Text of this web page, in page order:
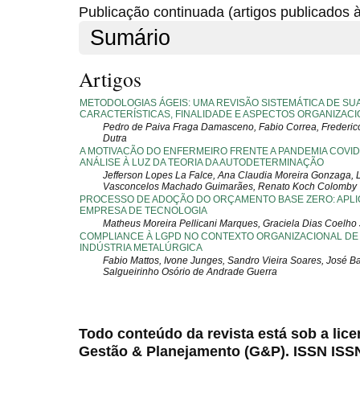
Publicação continuada (artigos publicados
Sumário
Artigos
METODOLOGIAS ÁGEIS: UMA REVISÃO SISTEMÁTICA DE
CARACTERÍSTICAS, FINALIDADE E ASPECTOS
Pedro de Paiva Fraga Damasceno, Fabio Correa,
Dutra
A MOTIVACÃO DO ENFERMEIRO FRENTE A PANDEMIA
ANÁLISE À LUZ DA TEORIA DA AUTODETERMINAÇÃO
Jefferson Lopes La Falce, Ana Claudia Moreira Gonzaga,
Vasconcelos Machado Guimarães, Renato Koch Colomby
PROCESSO DE ADOÇÃO DO ORÇAMENTO BASE ZERO:
EMPRESA DE TECNOLOGIA
Matheus Moreira Pellicani Marques, Graciela Dias Coelho
COMPLIANCE À LGPD NO CONTEXTO ORGANIZACIONAL DE
INDÚSTRIA METALÚRGICA
Fabio Mattos, Ivone Junges, Sandro Vieira Soares, José
Salgueirinho Osório de Andrade Guerra
Todo conteúdo da revista está sob a
Gestão & Planejamento (G&P). ISSN